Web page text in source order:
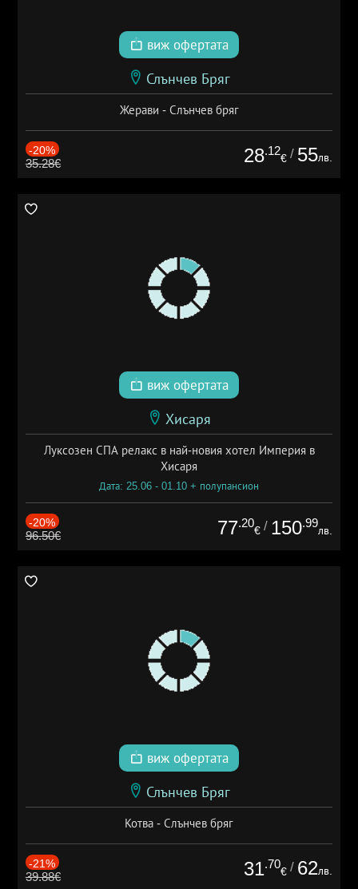
виж офертата
Слънчев Бряг
Жерави - Слънчев бряг
-20%
35.28€ 28.12
€ / 55лв.
виж офертата
Хисаря
Луксозен СПА релакс в най-новия хотел Империя в
Хисаря
Дата: 25.06 - 01.10 + полупансион
-20%
96.50€ 77.20
€ / 150.99
лв.
виж офертата
Слънчев Бряг
Котва - Слънчев бряг
-21%
39.88€ 31.70
€ / 62лв.